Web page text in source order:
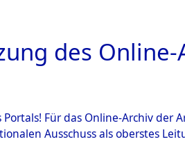
BESTANDSBESCHREIBUNG
des Online-
Für das Online-Archiv
Ausschuss als oberstes